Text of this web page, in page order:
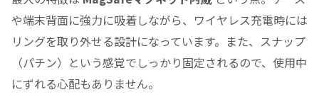
や端末背面に強力に吸着しながら、ワイヤレス充電時には
リングを取り外せる設計になっています。また、スナップ
（パチン）という感覚でしっかり固定されるので、使用中
にずれる心配もありません。